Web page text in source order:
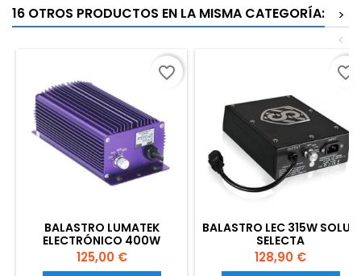
16 OTROS PRODUCTOS EN LA MISMA CATEGORÍA:
>
<
BALASTRO LUMATEK
ELECTRÓNICO 400W
REGULABLE
Precio
125,00 €
favorite_border
BALASTRO LEC 315W SOLUX
SELECTA
Precio
128,90 €
favorite_border